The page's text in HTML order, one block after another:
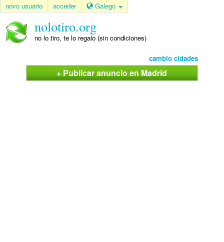
novo usuario acceder Galego
nolotiro.org
no lo tiro, te lo regalo (sin condiciones)
cambio cidades
+ Publicar anuncio en Madrid